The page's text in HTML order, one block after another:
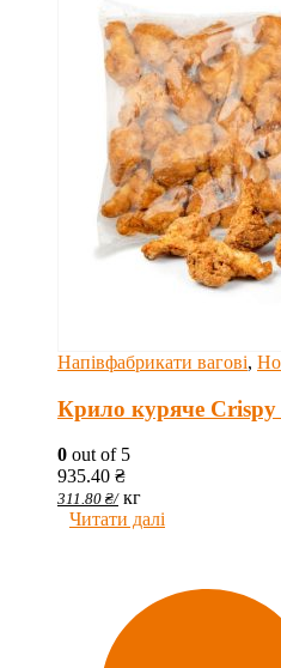
Напівфабрикати вагові,
Крило куряче
0 out of 5
935.40 ₴
311.80 ₴/ кг
Читати далі